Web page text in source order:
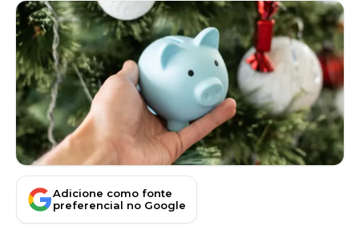
Adicione como fonte
preferencial no Google